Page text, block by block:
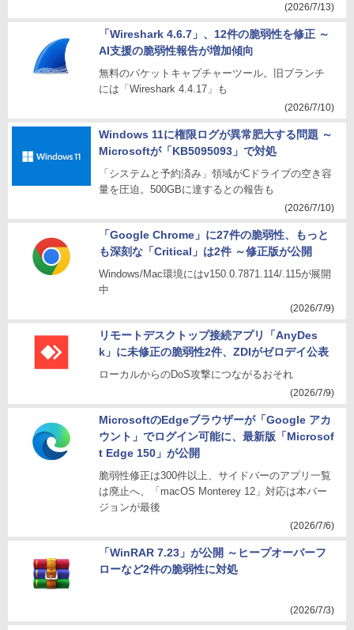
(2026/7/13)
「Wireshark 4.6.7」、12件の脆弱性を修正 ～
AI支援の脆弱性報告が増加傾向
無料のパケットキャプチャーツール。旧ブランチ
には「Wireshark 4.4.17」も
(2026/7/10)
Windows 11に権限ログが異常肥大する問題 ～
Microsoftが「KB5095093」で対処
「システムと予約済み」領域がCドライブの空き容
量を圧迫。500GBに達するとの報告も
(2026/7/10)
「Google Chrome」に27件の脆弱性、もっと
も深刻な「Critical」は2件 ～修正版が公開
Windows/Mac環境にはv150.0.7871.114/.115が展開
中
(2026/7/9)
リモートデスクトップ接続アプリ「AnyDes
k」に未修正の脆弱性2件、ZDIがゼロデイ公表
ローカルからのDoS攻撃につながるおそれ
(2026/7/9)
MicrosoftのEdgeブラウザーが「Google アカ
ウント」でログイン可能に、最新版「Microsof
t Edge 150」が公開
脆弱性修正は300件以上、サイドバーのアプリ一覧
は廃止へ、「macOS Monterey 12」対応は本バー
ジョンが最後
(2026/7/6)
「WinRAR 7.23」が公開 ～ヒープオーバーフ
ローなど2件の脆弱性に対処
(2026/7/3)